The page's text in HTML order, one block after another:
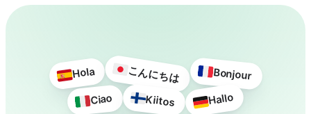
Hola こんにちは Bonjour
Ciao Kiitos Hallo